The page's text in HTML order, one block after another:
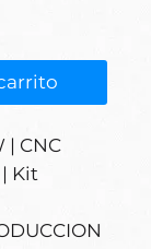
| CNC
Kit